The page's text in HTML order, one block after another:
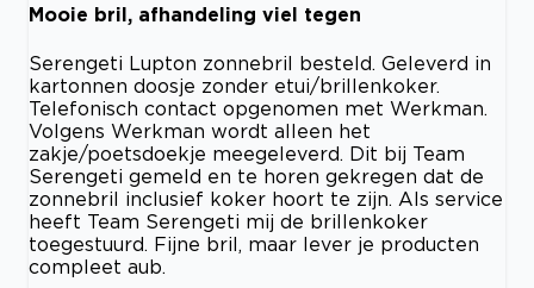
Mooie bril, afhandeling viel tegen
Serengeti Lupton zonnebril besteld. Geleverd in
kartonnen doosje zonder etui/brillenkoker.
Telefonisch contact opgenomen met Werkman.
Volgens Werkman wordt alleen het
zakje/poetsdoekje meegeleverd. Dit bij Team
Serengeti gemeld en te horen gekregen dat de
zonnebril inclusief koker hoort te zijn. Als service
heeft Team Serengeti mij de brillenkoker
toegestuurd. Fijne bril, maar lever je producten
compleet aub.